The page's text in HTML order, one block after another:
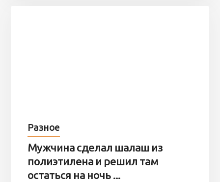
Разное
Мужчина сделал шалаш из
полиэтилена и решил там
остаться на ночь ...